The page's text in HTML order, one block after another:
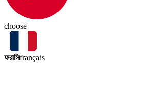
choose
ফরাসিfrançais